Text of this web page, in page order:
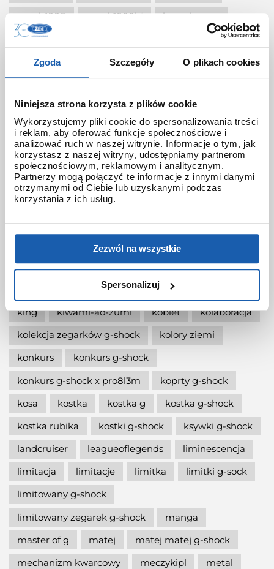
Zgoda Szczegóły O plikach cookies
Niniejsza strona korzysta z plików cookie
Wykorzystujemy pliki cookie do spersonalizowania treści
i reklam, aby oferować funkcje społecznościowe i
analizować ruch w naszej witrynie. Informacje o tym, jak
korzystasz z naszej witryny, udostępniamy partnerom
społecznościowym, reklamowym i analitycznym.
Partnerzy mogą połączyć te informacje z innymi danymi
otrzymanymi od Ciebie lub uzyskanymi podczas
korzystania z ich usług.
Zezwól na wszystkie
Spersonalizuj
gwr-b1000
gwr-b1000hj
hana-basara
hidden talents
ignite red
illuminator g-shock
instrukcja
jak czyścić g-shocka
jak skrócić bransoletę w g-shock?
jak ustawić zegarek g-shock ga-2100?
jak włączyć podświetlenie w zegarku
jak wymienić baterię gshock?
jak zmienić czas w zegarku g-shock?
jaki g-shock wybrać
jaki zegarek damski kupić
jaki zegarek g-shock wybrać
jaki zegarek wybrać
kermit
king
kiwami-ao-zumi kobiet
kolaboracja
kolekcja zegarków g-shock
kolory ziemi
konkurs
konkurs g-shock
konkurs g-shock x pro8l3m
koprty g-shock
kosa
kostka kostka g
kostka g-shock
kostka rubika
kostki g-shock
ksywki g-shock
landcruiser
leagueoflegends
liminescencja
limitacja
limitacje limitka
limitki g-sock
limitowany g-shock
limitowany zegarek g-shock
manga
master of g
matej
matej matej g-shock
mechanizm kwarcowy
meczykipl
metal